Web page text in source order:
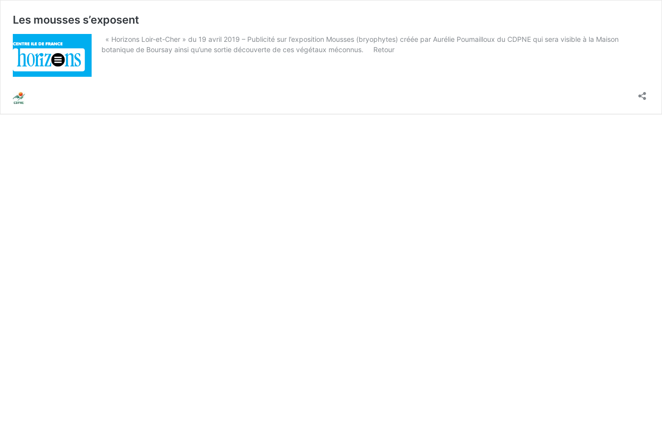
Les mousses s’exposent
« Horizons Loir-et-Cher » du 19 avril 2019 – Publicité sur l’exposition Mousses (bryophytes) créée par Aurélie Poumailloux du CDPNE qui sera visible à la Maison
botanique de Boursay ainsi qu’une sortie découverte de ces végétaux méconnus. Retour